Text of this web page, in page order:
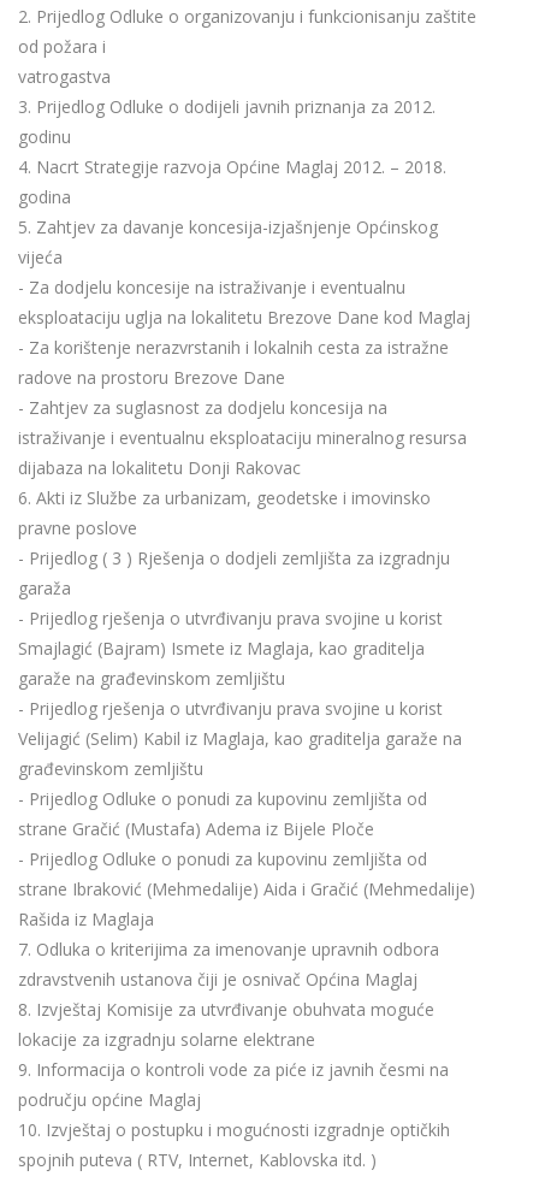
2. Prijedlog Odluke o organizovanju i funkcionisanju zaštite
od požara i
vatrogastva
3. Prijedlog Odluke o dodijeli javnih priznanja za 2012.
godinu
4. Nacrt Strategije razvoja Općine Maglaj 2012. – 2018.
godina
5. Zahtjev za davanje koncesija-izjašnjenje Općinskog
vijeća
- Za dodjelu koncesije na istraživanje i eventualnu
eksploataciju uglja na lokalitetu Brezove Dane kod Maglaj
- Za korištenje nerazvrstanih i lokalnih cesta za istražne
radove na prostoru Brezove Dane
- Zahtjev za suglasnost za dodjelu koncesija na
istraživanje i eventualnu eksploataciju mineralnog resursa
dijabaza na lokalitetu Donji Rakovac
6. Akti iz Službe za urbanizam, geodetske i imovinsko
pravne poslove
- Prijedlog ( 3 ) Rješenja o dodjeli zemljišta za izgradnju
garaža
- Prijedlog rješenja o utvrđivanju prava svojine u korist
Smajlagić (Bajram) Ismete iz Maglaja, kao graditelja
garaže na građevinskom zemljištu
- Prijedlog rješenja o utvrđivanju prava svojine u korist
Velijagić (Selim) Kabil iz Maglaja, kao graditelja garaže na
građevinskom zemljištu
- Prijedlog Odluke o ponudi za kupovinu zemljišta od
strane Gračić (Mustafa) Adema iz Bijele Ploče
- Prijedlog Odluke o ponudi za kupovinu zemljišta od
strane Ibraković (Mehmedalije) Aida i Gračić (Mehmedalije)
Rašida iz Maglaja
7. Odluka o kriterijima za imenovanje upravnih odbora
zdravstvenih ustanova čiji je osnivač Općina Maglaj
8. Izvještaj Komisije za utvrđivanje obuhvata moguće
lokacije za izgradnju solarne elektrane
9. Informacija o kontroli vode za piće iz javnih česmi na
području općine Maglaj
10. Izvještaj o postupku i mogućnosti izgradnje optičkih
spojnih puteva ( RTV, Internet, Kablovska itd. )